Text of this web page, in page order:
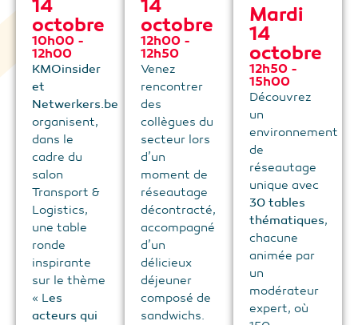
14
octobre
10h00 -
12h00
KMOinsider
et
Netwerkers.be
organisent,
dans le
cadre du
salon
Transport &
Logistics,
une table
ronde
inspirante
sur le thème
« Les
acteurs qui
14
octobre
12h00 -
12h50
Venez
rencontrer
des
collègues du
secteur lors
d’un
moment de
réseautage
décontracté,
accompagné
d’un
délicieux
déjeuner
composé de
sandwichs.
Mardi
14
octobre
12h50 -
15h00
Découvrez
un
environnement
de
réseautage
unique avec
30 tables
thématiques,
chacune
animée par
un
modérateur
expert, où